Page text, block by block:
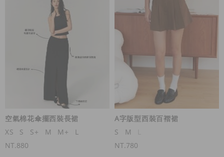
空氣棉花傘擺西裝長裙
XS
S S+ M M+
L
NT.880
A字版型西裝百褶裙
S
M
NT.780